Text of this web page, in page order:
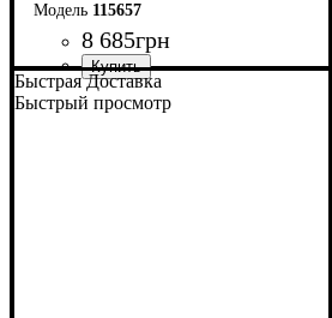
115657
8 685грн
Быстрая Доставка
Быстрый просмотр